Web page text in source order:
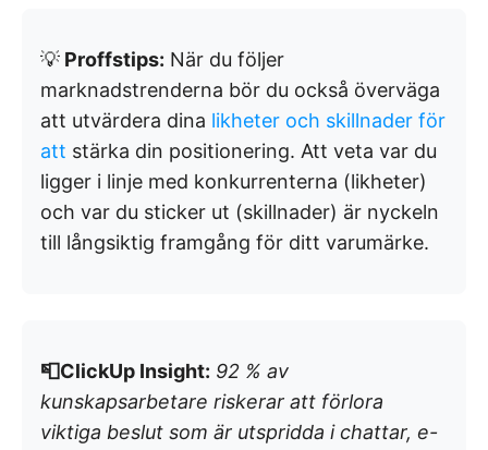
💡 Proffstips: När du följer
marknadstrenderna bör du också överväga
att utvärdera dina likheter och skillnader för
att stärka din positionering. Att veta var du
ligger i linje med konkurrenterna (likheter)
och var du sticker ut (skillnader) är nyckeln
till långsiktig framgång för ditt varumärke.
📮ClickUp Insight: 92 % av
kunskapsarbetare riskerar att förlora
viktiga beslut som är utspridda i chattar, e-